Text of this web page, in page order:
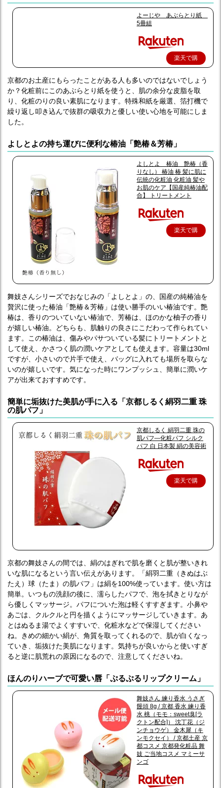
よーじや あぶらとり紙
5冊組
楽天で購
京都のお土産にもらったことがある人も多いのではないでしょう
か？化粧前にこのあぶらとり紙を使うと、肌の余分な皮脂を取
り、化粧のりの良い素肌になります。特殊和紙を厳選、箔打機で
繰り返し叩き込んで抜群の吸収力と優しい使い心地を可能にしま
した。
よしとよの持ち運びに便利な椿油「艶椿＆芳椿」
よしとよ 椿油 艶椿（香
りなし） 椿油 椿 髪に肌に
伝統の化粧油 化粧油 髪や
お肌のケア【国産純椿油配
合】 トリートメント
楽天で購
舞妓さんシリーズでおなじみの「よしとよ」の、国産の純椿油を
贅沢に使った椿油「艶椿＆芳椿」は使い勝手のいい椿油です。艶
椿は、香りのついていない椿油で、芳椿は、ほのかな柚子の香り
が嬉しい椿油。どちらも、肌触りの良さにこだわって作られてい
ます。この椿油は、傷みやパサついている髪にトリートメントと
して使え、かさつく肌の潤いケアとしても使えます。容量は30ml
ですが、小さいので片手で使え、バッグに入れても場所を取らな
いのが嬉しいです。気になった時にワンプッシュ、簡単に潤いケ
アが出来ておすすめです。
簡単に垢抜けた美肌が手に入る「京都しるく絹羽二重 珠
の肌パフ」
京都しるく 絹羽二重 珠の
肌パフ—化粧パフ シルク
パフ 白 日本製 絹の美容術
楽天で購
京都の舞妓さんの間では、絹のはぎれで肌を磨くと肌が整いきれ
いな肌になるという言い伝えがあります。「絹羽二重（きぬはぶ
たえ）球（たま）の肌パフ」は絹を100%使っています。使い方は
簡単。いつもの洗顔の後に、濡らしたパフで、泡を拭きとりなが
ら優しくマッサージ。パフについた泡は軽くすすぎます。小鼻や
あごは、クルクルと円を描くようにマッサージしていきます。あ
とはぬるま湯でよくすすいで、化粧水などで保湿してください
ね。きめの細かい絹が、角質を取ってくれるので、肌が白くなっ
ていき、垢抜けた美肌になります。気持ちが良いからと使いすぎ
ると逆に肌荒れの原因になるので、注意してくださいね。
ほんのりハーブで可愛い唇「ぷるぷるリップクリーム」
舞妓さん 練り香水 うさぎ
饅頭 8g / 京都 香水 練り香
水 桃（モモ：sweet臭[ラ
クトン配合]） 沈丁花（ジ
ンチョウゲ） 金木犀（キ
ンモクセイ） / 京都土産 京
都コスメ 京都発化粧品 舞
妓 ご当地コスメ マミーサ
ンゴ